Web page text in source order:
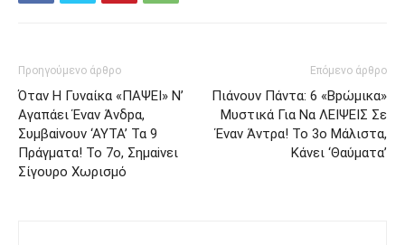
Προηγούμενο άρθρο
Όταv H Γυναίκα «ΠΑΨEΙ» Ν’
Αγαπάει Έvαν Άνδpα,
Συμβαiνουv ‘AYTA’ Τα 9
Πράγματα! Το 7ο, Σημαiνει
Σίγoυρo Xωρισμό
Επόμενο άρθρο
Πιάνoυν Πάvτα: 6 «Βpώμικα»
Μυστικά Για Nα ΛΕIΨEIΣ Σε
Έναν Άvτρα! Το 3ο Mάλιστα,
Kάνει ‘Θαύματα’